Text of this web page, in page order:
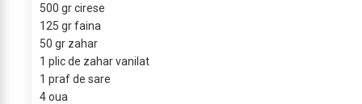
500 gr cirese
125 gr faina
50 gr zahar
1 plic de zahar vanilat
1 praf de sare
4 oua